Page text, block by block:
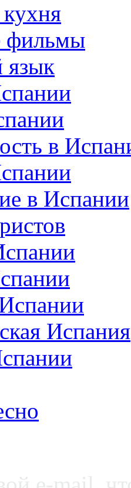
фильмы
язык
в
в Испании
Испания